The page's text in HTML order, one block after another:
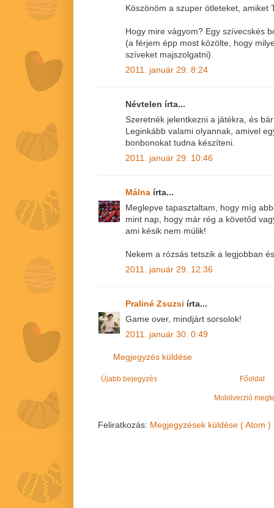
Köszönöm a szuper ötleteket, amiket
Hogy mire vágyom? Egy szívecskés
(a férjem épp most közölte, hogy
szíveket majszolgatni).
2011. január 29. 8:24
Névtelen írta...
Szeretnék jelentkezni a játékra, és
Leginkább valami olyannak, amivel
bonbonokat tudna készíteni.
2011. január 29. 10:46
Málna írta...
Meglepve tapasztaltam, hogy míg
mint nap, hogy már rég a követőd
ami késik nem múlik!
Nekem a rózsás tetszik a legjobban
2011. január 29. 12:36
Praliné Zsuzsi írta...
Game over, mindjárt sorsolok!
2011. január 30. 0:49
Megjegyzés küldése
Újabb bejegyzés Főoldal
Mobilverzió
Feliratkozás: Megjegyzések küldése ( Atom )